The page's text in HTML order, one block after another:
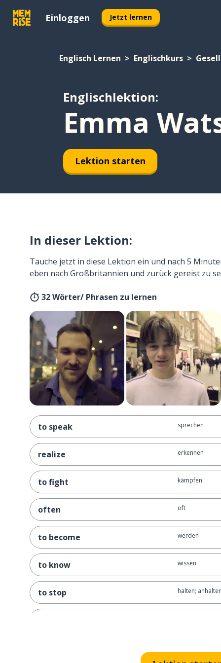
Einloggen Jetzt lernen
Englisch Lernen Englischkurs
Englischlektion:
Emma
Lektion starten
In dieser Lektion:
Tauche jetzt in diese Lektion ein und nach 5
eben nach Großbritannien und zurück gereist zu
32 Wörter/ Phrasen zu lernen
to speak sprechen
realize erkennen
to fight kämpfen
often oft
to become werden
to know wissen
to stop halten; anhalten